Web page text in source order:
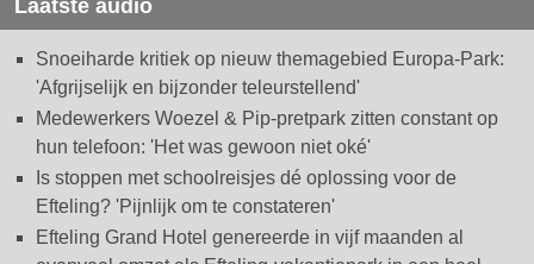
Laatste audio
Snoeiharde kritiek op nieuw themagebied Europa-Park:
'Afgrijselijk en bijzonder teleurstellend'
Medewerkers Woezel & Pip-pretpark zitten constant op
hun telefoon: 'Het was gewoon niet oké'
Is stoppen met schoolreisjes dé oplossing voor de
Efteling? 'Pijnlijk om te constateren'
Efteling Grand Hotel genereerde in vijf maanden al